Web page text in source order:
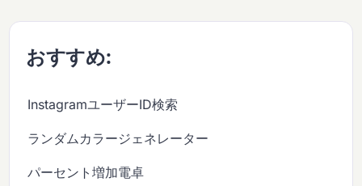
おすすめ:
InstagramユーザーID検索
ランダムカラージェネレーター
パーセント増加電卓